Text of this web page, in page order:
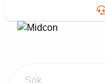
Sök